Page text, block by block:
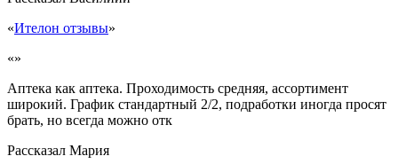
«Ителон отзывы»
«»
Аптека как аптека. Проходимость средняя, ассортимент
широкий. График стандартный 2/2, подработки иногда просят
брать, но всегда можно отк
Рассказал Мария